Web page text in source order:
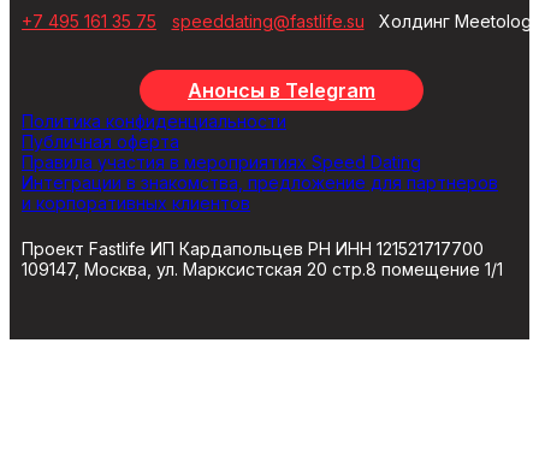
+7 495 161 35 75
speeddating@fastlife.su Холдинг
Анонсы в Telegram
Политика конфиденциальности
Публичная оферта
Правила участия в мероприятиях Speed Dating
Интеграции в знакомства, предложение для партнеров
и корпоративных клиентов
Проект Fastlife ИП Кардапольцев РН ИНН 121521717700
109147, Москва, ул. Марксистская 20 стр.8 помещение 1/1